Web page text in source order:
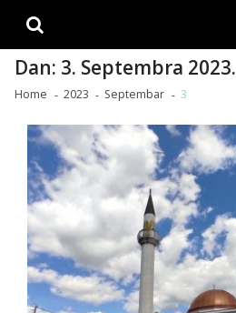
Dan: 3. Septembra 2023.
Home 2023 Septembar 3